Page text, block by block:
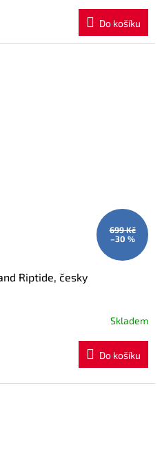
Do košíku
699 Kč
–30 %
Riptide, česky
Skladem
Do košíku